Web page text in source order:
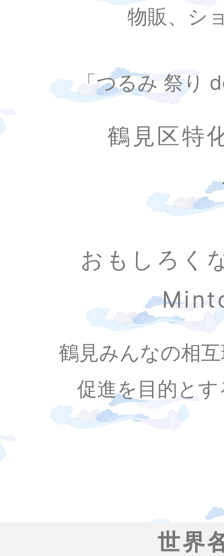
物販、シ
「つるみ 祭り
鶴見区特
おもしろく
鶴見みんなの相
促進を目的と
世界